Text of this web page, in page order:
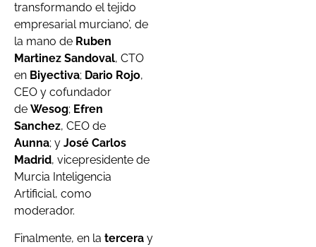
transformando el tejido
empresarial murciano’, de
la mano de Ruben
Martinez Sandoval, CTO
en Biyectiva; Dario Rojo,
CEO y cofundador
de Wesog; Efren
Sanchez, CEO de
Aunna; y José Carlos
Madrid, vicepresidente de
Murcia Inteligencia
Artificial, como
moderador.
Finalmente, en la tercera y